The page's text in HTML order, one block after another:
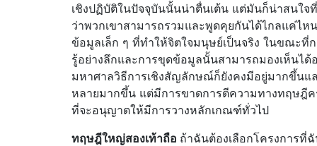
เชิงปฏิบัติในปัจจุบันนั้นน่าตื่นเต้น แต่มันก็น่าสนใจ
ว่าพวกเขาสามารถรวมและพูดคุยกันได้ไกลแค่ไห
ข้อมูลเล็ก ๆ ที่ทำให้จิตใจมนุษย์เป็นจริง ในขณะที่ก
รู้อย่างลึกและการขุดข้อมูลนั้นสามารถมองเห็นได้
มหาศาลวิธีการเชิงสัญลักษณ์ก็ยังคงมีอยู่มากขึ้นแ
หลายมากขึ้น แต่มีการขาดการตีความทางทฤษฎี
ที่จะอนุญาตให้มีการวางหลักเกณฑ์ทั่วไป
ทฤษฎีใหญ่สองเท้าถือ ถ้าฉันต้องเลือกโครงการที่